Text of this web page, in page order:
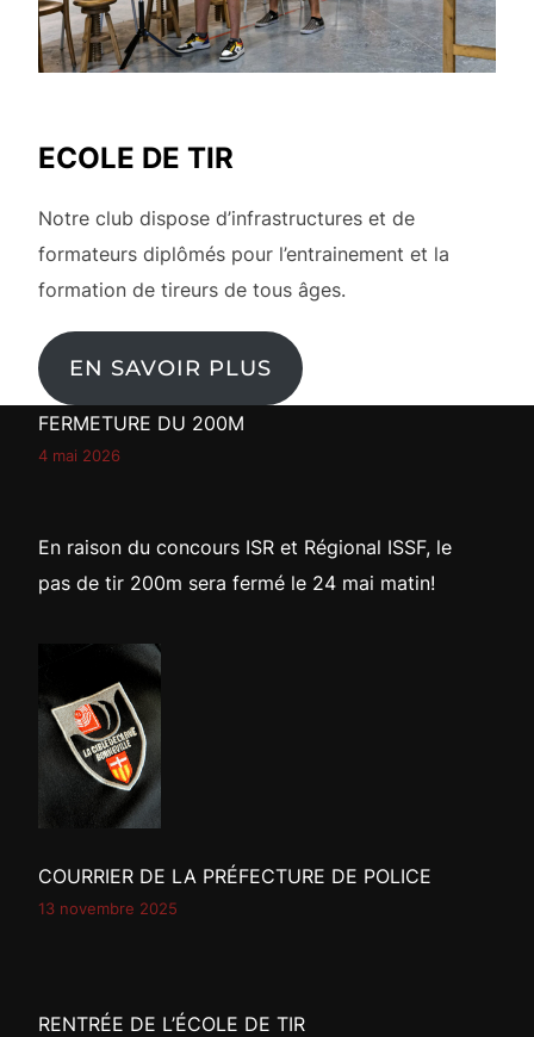
ECOLE DE TIR
Notre club dispose d’infrastructures et de
formateurs diplômés pour l’entrainement et la
formation de tireurs de tous âges.
EN SAVOIR PLUS
FERMETURE DU 200M
4 mai 2026
En raison du concours ISR et Régional ISSF, le
pas de tir 200m sera fermé le 24 mai matin!
COURRIER DE LA PRÉFECTURE DE POLICE
13 novembre 2025
RENTRÉE DE L’ÉCOLE DE TIR